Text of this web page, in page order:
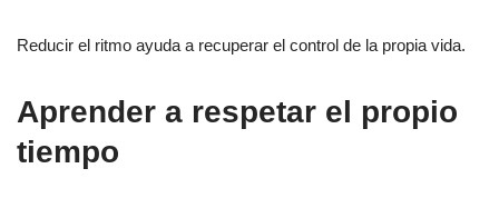
Reducir el ritmo ayuda a recuperar el control de la propia vida.
Aprender a respetar el propio
tiempo